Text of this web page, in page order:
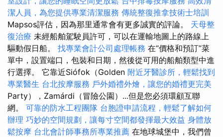
潔人員，為您提供專業清潔服務 傳統整復推拿技術士培訓
Mapsos評估，因為那里通常會有更多誠實的評論。 天母整
復治療 未經船舶駕駛員許可，可以在運輸地圖上的路線上
驅動假日船。 找專業會計公司處理帳務 在“價格和預訂”菜
單中，設置端口，包裝和日期，然後從可用的船舶類型中進
行選擇。 它靠近Siófok（Golden 附近牙醫診所，輕鬆找到
專業醫生 台北按摩服務 戶外婚禮外燴，讓您的婚禮更完美
Party），Zamárdi（冒險公園）...但是您必須環顧互聯
網。 可靠的防水工程團隊 台胞證申請流程，輕鬆了解如何
辦理 巧妙的空間規劃，讓每寸空間都發揮最大效益 身體放
鬆按摩 台北會計師事務所專業推薦 在地球城堡中，我們曾